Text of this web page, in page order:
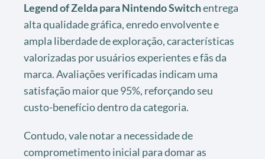
Legend of Zelda para Nintendo Switchentrega
alta qualidade gráfica, enredo envolvente e
ampla liberdade de exploração, características
valorizadas por usuários experientes e fãs da
marca. Avaliações verificadas indicam uma
satisfação maior que 95%, reforçando seu
custo-benefício dentro da categoria.
Contudo, vale notar a necessidade de
comprometimento inicial para domar as